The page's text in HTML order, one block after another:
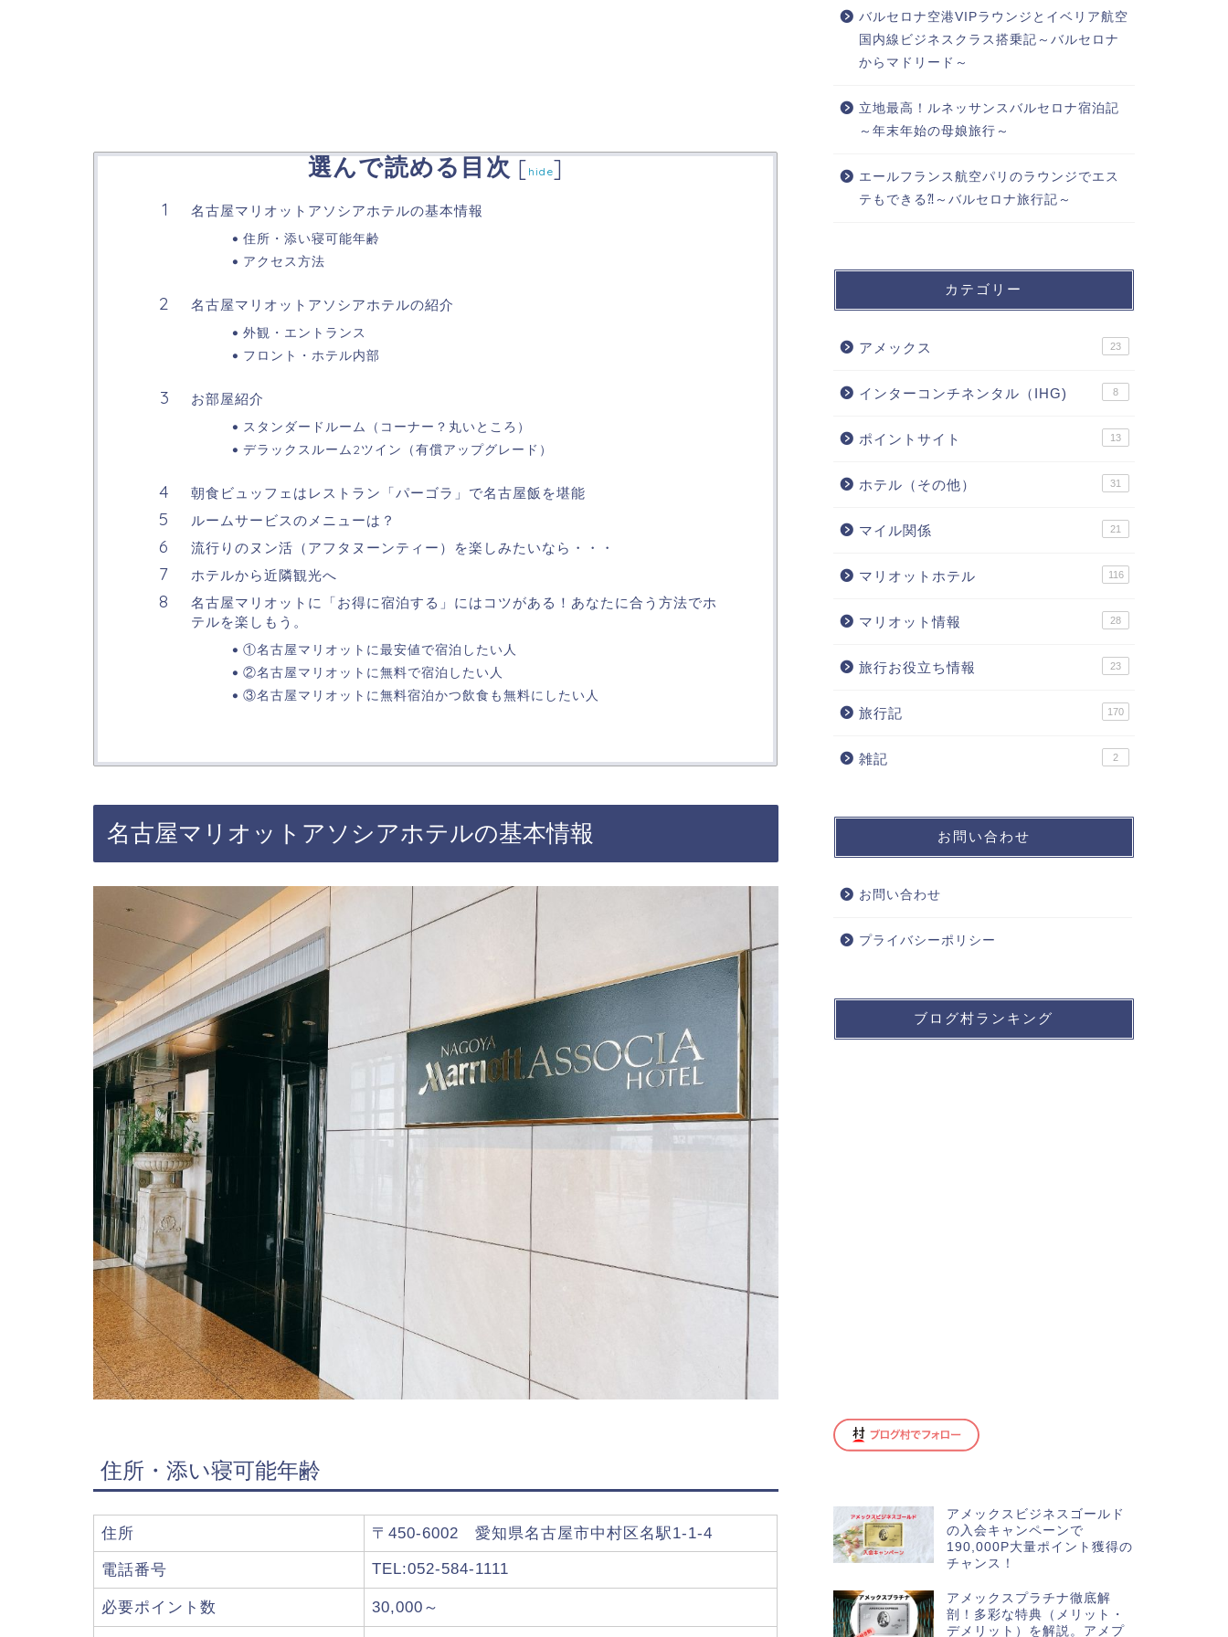
選んで読める目次 [ hide]
名古屋マリオットアソシアホテルの基本情報
住所・添い寝可能年齢
アクセス方法
名古屋マリオットアソシアホテルの紹介
外観・エントランス
フロント・ホテル内部
お部屋紹介
スタンダードルーム（コーナー？丸いところ）
デラックスルーム2ツイン（有償アップグレード）
朝食ビュッフェはレストラン「パーゴラ」で名古屋飯を堪能
ルームサービスのメニューは？
流行りのヌン活（アフタヌーンティー）を楽しみたいなら・・・
ホテルから近隣観光へ
名古屋マリオットに「お得に宿泊する」にはコツがある！あなたに合う方法でホ
テルを楽しもう。
①名古屋マリオットに最安値で宿泊したい人
②名古屋マリオットに無料で宿泊したい人
③名古屋マリオットに無料宿泊かつ飲食も無料にしたい人
名古屋マリオットアソシアホテルの基本情報
住所・添い寝可能年齢
住所 〒450-6002 愛知県名古屋市中村区名駅1-1-4
電話番号 TEL:052-584-1111
必要ポイント数 30,000～
バルセロナ空港VIPラウンジとイベリア航空
国内線ビジネスクラス搭乗記～バルセロナ
からマドリード～
立地最高！ルネッサンスバルセロナ宿泊記
～年末年始の母娘旅行～
エールフランス航空パリのラウンジでエス
テもできる⁈～バルセロナ旅行記～
カテゴリー
アメックス 23
インターコンチネンタル（IHG) 8
ポイントサイト 13
ホテル（その他） 31
マイル関係 21
マリオットホテル 116
マリオット情報 28
旅行お役立ち情報 23
旅行記 170
雑記 2
お問い合わせ
お問い合わせ
プライバシーポリシー
ブログ村ランキング
アメックスビジネスゴールド
の入会キャンペーンで
190,000P大量ポイント獲得の
チャンス！
アメックスプラチナ徹底解
剖！多彩な特典（メリット・
デメリット）を解説。アメプ